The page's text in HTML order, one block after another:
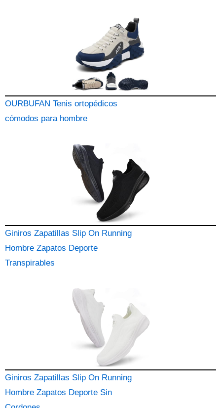
OURBUFAN Tenis ortopédicos
cómodos para hombre
Giniros Zapatillas Slip On Running
Hombre Zapatos Deporte
Transpirables
Giniros Zapatillas Slip On Running
Hombre Zapatos Deporte Sin